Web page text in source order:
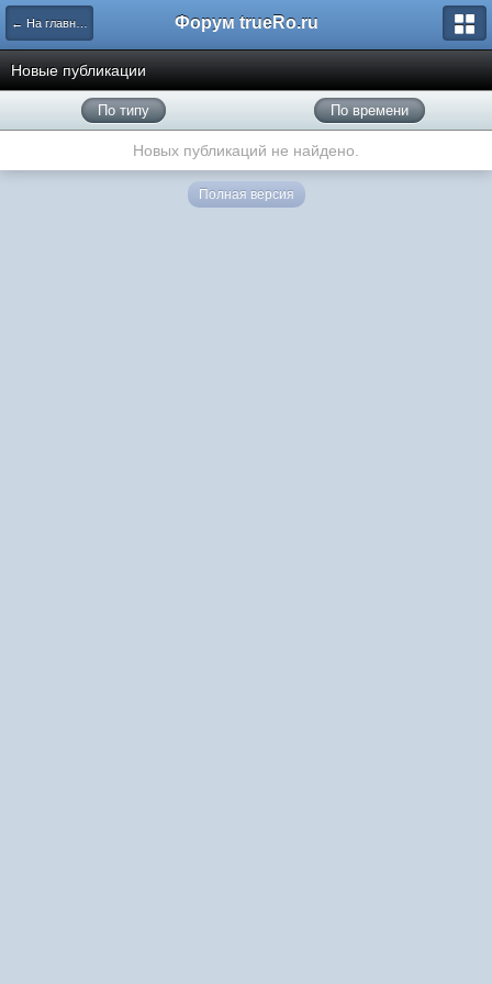
← На главную Форум trueRo.ru
Новые публикации
По типу По времени
Новых публикаций не найдено.
Полная версия